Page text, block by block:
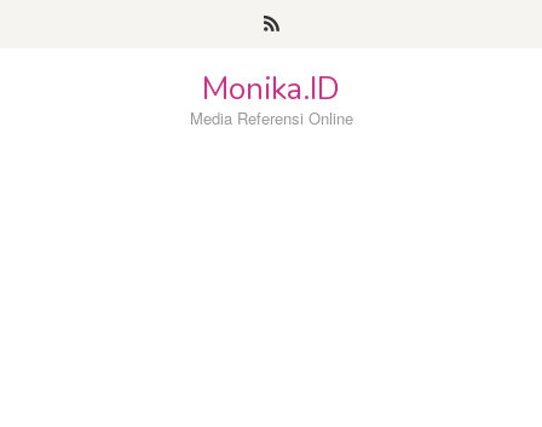
Monika.ID
Media Referensi Online